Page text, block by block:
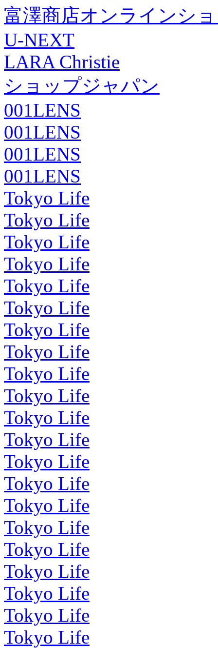
富澤商店オンラインシ
U-NEXT
LARA Christie
ショップジャパン
001LENS
001LENS
001LENS
001LENS
Tokyo Life
Tokyo Life
Tokyo Life
Tokyo Life
Tokyo Life
Tokyo Life
Tokyo Life
Tokyo Life
Tokyo Life
Tokyo Life
Tokyo Life
Tokyo Life
Tokyo Life
Tokyo Life
Tokyo Life
Tokyo Life
Tokyo Life
Tokyo Life
Tokyo Life
Tokyo Life
Tokyo Life